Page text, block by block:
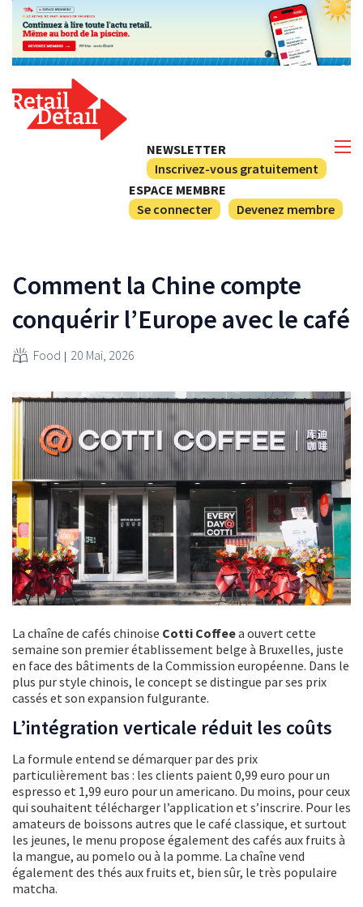
NEWSLETTER
Inscrivez-vous gratuitement
ESPACE MEMBRE
Se connecter
Devenez membre
Comment la Chine compte
conquérir l’Europe avec le café
Food 20 Mai, 2026
La chaîne de cafés chinoise Cotti Coffeea ouvert cette
semaine son premier établissement belge à Bruxelles, juste
en face des bâtiments de la Commission européenne. Dans le
plus pur style chinois, le concept se distingue par ses prix
cassés et son expansion fulgurante.
L’intégration verticale réduit les coûts
La formule entend se démarquer par des prix
particulièrement bas : les clients paient 0,99 euro pour un
espresso et 1,99 euro pour un americano. Du moins, pour ceux
qui souhaitent télécharger l’application et s’inscrire. Pour les
amateurs de boissons autres que le café classique, et surtout
les jeunes, le menu propose également des cafés aux fruits à
la mangue, au pomelo ou à la pomme. La chaîne vend
également des thés aux fruits et, bien sûr, le très populaire
matcha.